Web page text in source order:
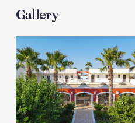
Gallery